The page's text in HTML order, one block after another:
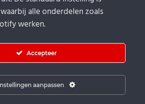
leon@baroeg.nl
francis@baroeg.nl
alle onderdelen zoals
werken.
Accepteer
aanpassen